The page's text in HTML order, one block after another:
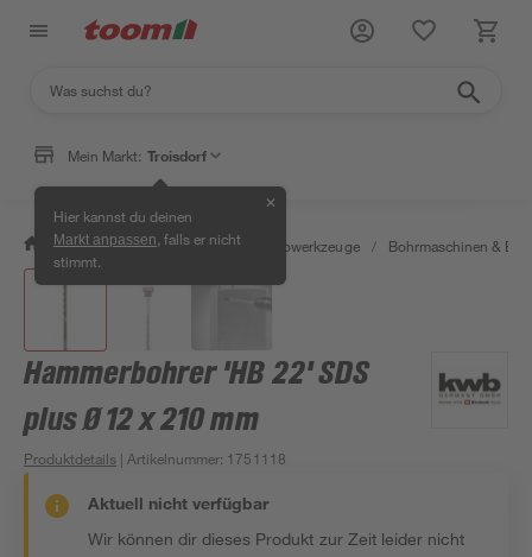
Mein Markt: Troisdorf
Hier kannst du deinen
Markt anpassen , falls er nicht
stimmt.
✕
/ Werkstatt & Maschinen / Elektrowerkzeuge / Bohrmaschinen &
Hammerbohrer 'HB 22' SDS
plus Ø 12 x 210 mm
Produktdetails | Artikelnummer: 1751118
Aktuell nicht verfügbar
Wir können dir dieses Produkt zur Zeit leider nicht